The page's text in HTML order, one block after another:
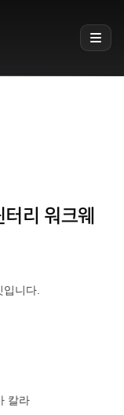
리 워크웨
니다.
칼라